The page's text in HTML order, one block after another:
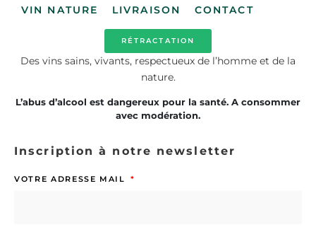
VIN NATURE LIVRAISON CONTACT
RÉTRACTATION
Des vins sains, vivants, respectueux de l’homme et de la
nature.
L’abus d’alcool est dangereux pour la santé. A consommer
avec modération.
Inscription à notre newsletter
VOTRE ADRESSE MAIL